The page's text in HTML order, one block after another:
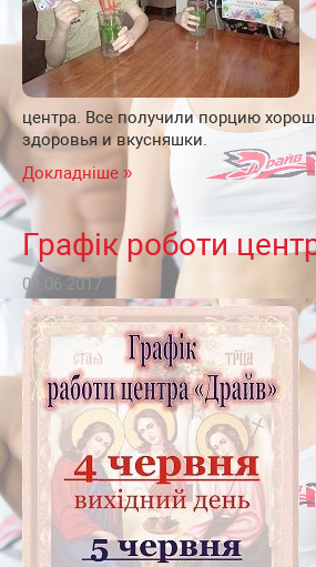
центра. Все получили порцию
здоровья и вкусняшки.
Докладніше »
Графік роботи
03.06.2017